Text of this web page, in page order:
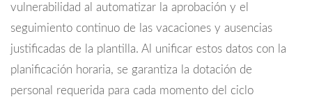
vulnerabilidad al automatizar la aprobación y el
seguimiento continuo de las vacaciones y ausencias
justificadas de la plantilla. Al unificar estos datos con la
planificación horaria, se garantiza la dotación de
personal requerida para cada momento del ciclo